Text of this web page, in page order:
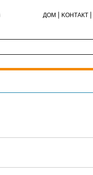
ДОМ KОНТАКТ